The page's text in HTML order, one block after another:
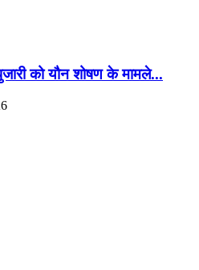
को यौन शोषण के मामले...